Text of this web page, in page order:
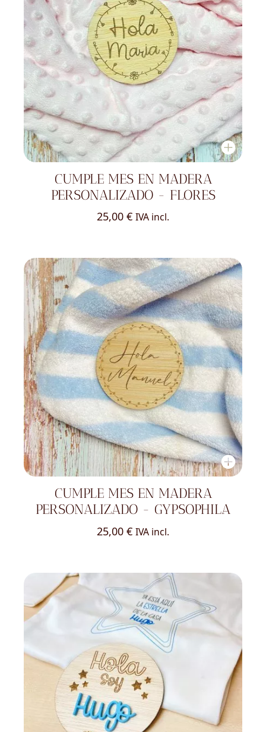
CUMPLE MES EN MADERA
PERSONALIZADO - FLORES
25,00 € IVA incl.
CUMPLE MES EN MADERA
PERSONALIZADO - GYPSOPHILA
25,00 € IVA incl.